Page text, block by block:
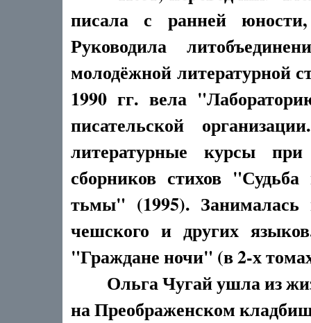
писала с ранней
Руководила
молодёжной литературной
1990 гг. вела
писательской
литературные курсы
сборников стихов
тьмы" (1995). Занималась
чешского и других
"Граждане ночи" (в 2-х
Ольга Чугай ушла из
на Преображенском